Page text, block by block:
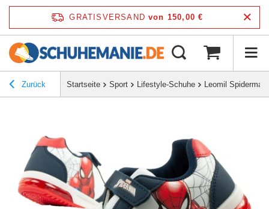
GRATISVERSAND von 150,00 €
Zurück Startseite Sport Lifestyle-Schuhe Leomil